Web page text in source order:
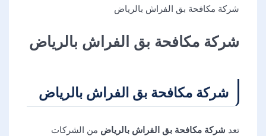
شركة مكافحة بق الفراش بالرياض
شركة مكافحة بق الفراش بالرياض
شركة مكافحة بق الفراش بالرياض
تعد شركة مكافحة بق الفراش بالرياض من الشركات